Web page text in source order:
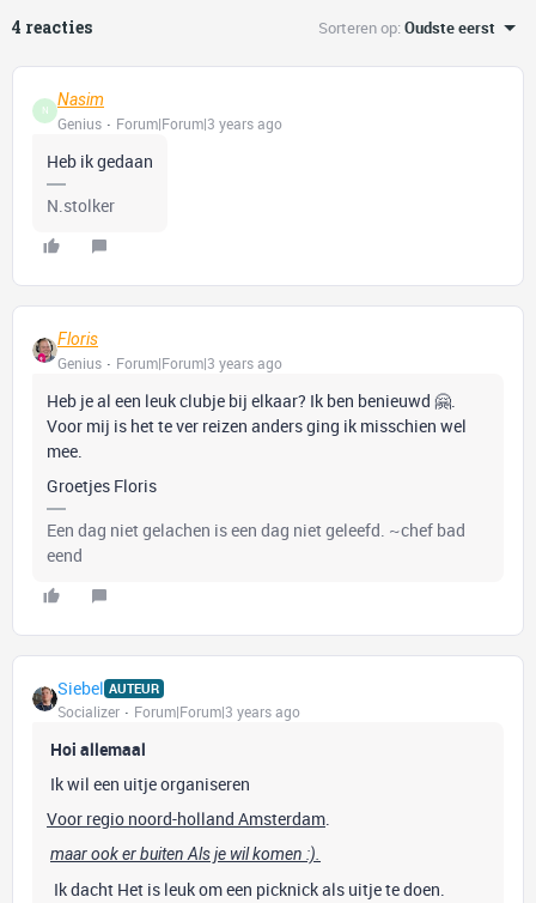
4 reacties Sorteren op:Oudste eerst
N
Nasim
Genius
Forum|Forum|3 years ago
Heb ik gedaan
N.stolker
Floris
Genius
Forum|Forum|3 years ago
Heb je al een leuk clubje bij elkaar? Ik ben benieuwd 🤗.
Voor mij is het te ver reizen anders ging ik misschien wel
mee.
Groetjes Floris
Een dag niet gelachen is een dag niet geleefd. ~chef bad
eend
Siebel AUTEUR
Socializer Forum|Forum|3 years ago
Hoi allemaal
Ik wil een uitje organiseren
Voor regio noord-holland Amsterdam.
maar ook er buiten Als je wil komen :).
Ik dacht Het is leuk om een picknick als uitje te doen.